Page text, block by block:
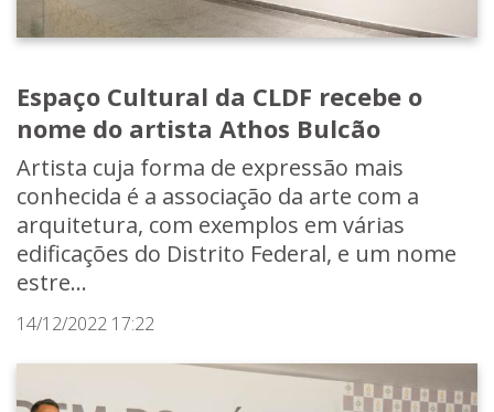
Espaço Cultural da CLDF recebe o
nome do artista Athos Bulcão
Artista cuja forma de expressão mais
conhecida é a associação da arte com a
arquitetura, com exemplos em várias
edificações do Distrito Federal, e um nome
estre...
14/12/2022 17:22